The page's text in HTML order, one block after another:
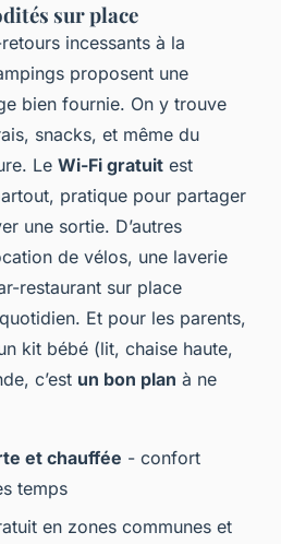
sur place
incessants à la
proposent une
bien fournie. On y trouve
snacks, et même du
Le Wi-Fi gratuit est
pratique pour partager
une sortie. D’autres
de vélos, une laverie
restaurant sur place
Et pour les parents,
kit bébé (lit, chaise haute,
c’est un bon plan à ne
et chauffée - confort
temps
en zones communes et